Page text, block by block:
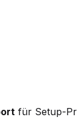
für Setup-